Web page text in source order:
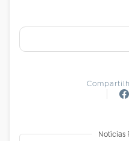
Notícias